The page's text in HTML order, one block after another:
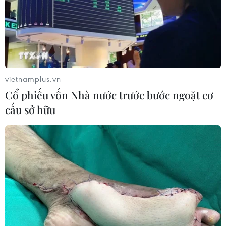
04/08/2026 23:22
Chỉ số sản xuất công
nghiệp tăng 11,4% trong 7 tháng qua
04/08/2026 23:09
Đầu tư của Việt Nam ra
nước ngoài trong 7 tháng đạt 2,36 tỷ
USD
04/08/2026 23:08
Trung tâm Gốm Bát
Tràng vào danh sách 26 công trình
vietnamplus.vn
Cổ phiếu vốn Nhà nước trước bước ngoặt cơ
cấu sở hữu